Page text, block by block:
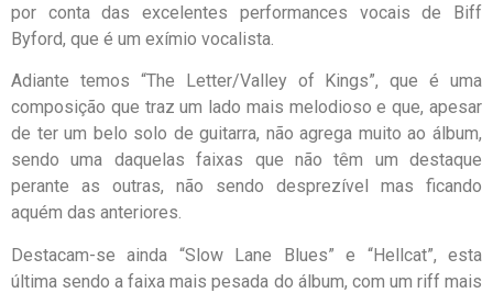
por conta das excelentes performances vocais de Biff
Byford, que é um exímio vocalista.
Adiante temos “The Letter/Valley of Kings”, que é uma
composição que traz um lado mais melodioso e que, apesar
de ter um belo solo de guitarra, não agrega muito ao álbum,
sendo uma daquelas faixas que não têm um destaque
perante as outras, não sendo desprezível mas ficando
aquém das anteriores.
Destacam-se ainda “Slow Lane Blues” e “Hellcat”, esta
última sendo a faixa mais pesada do álbum, com um riff mais